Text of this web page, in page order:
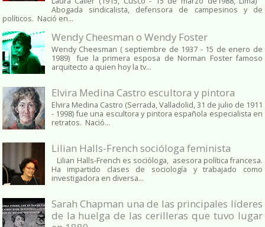
Abogada sindicalista, defensora de campesinos y de
políticos. Nació en...
Wendy Cheesman o Wendy Foster
Wendy Cheesman ( septiembre de 1937 - 15 de enero de
1989) fue la primera esposa de Norman Foster famoso
arquitecto a quien hoy la tv...
Elvira Medina Castro escultora y pintora
Elvira Medina Castro (Serrada, Valladolid, 31 de julio de 1911
- 1998) fue una escultora y pintora española especialista en
retratos. Nació...
Lilian Halls-French socióloga feminista
Lilian Halls-French es socióloga, asesora política francesa.
Ha impartido clases de sociología y trabajado como
investigadora en diversa...
Sarah Chapman una de las principales líderes
de la huelga de las cerilleras que tuvo lugar